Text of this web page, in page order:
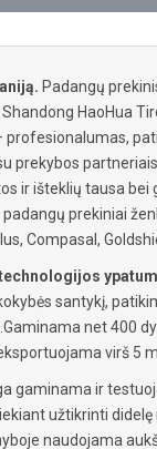
Padangų
HaoHua
profesionalumas,
prekybos
ir išteklių tausa bei
prekiniai
Compasal,
santykį,
net 400
virš 5
gaminama ir
užtikrinti didelę
naudojama